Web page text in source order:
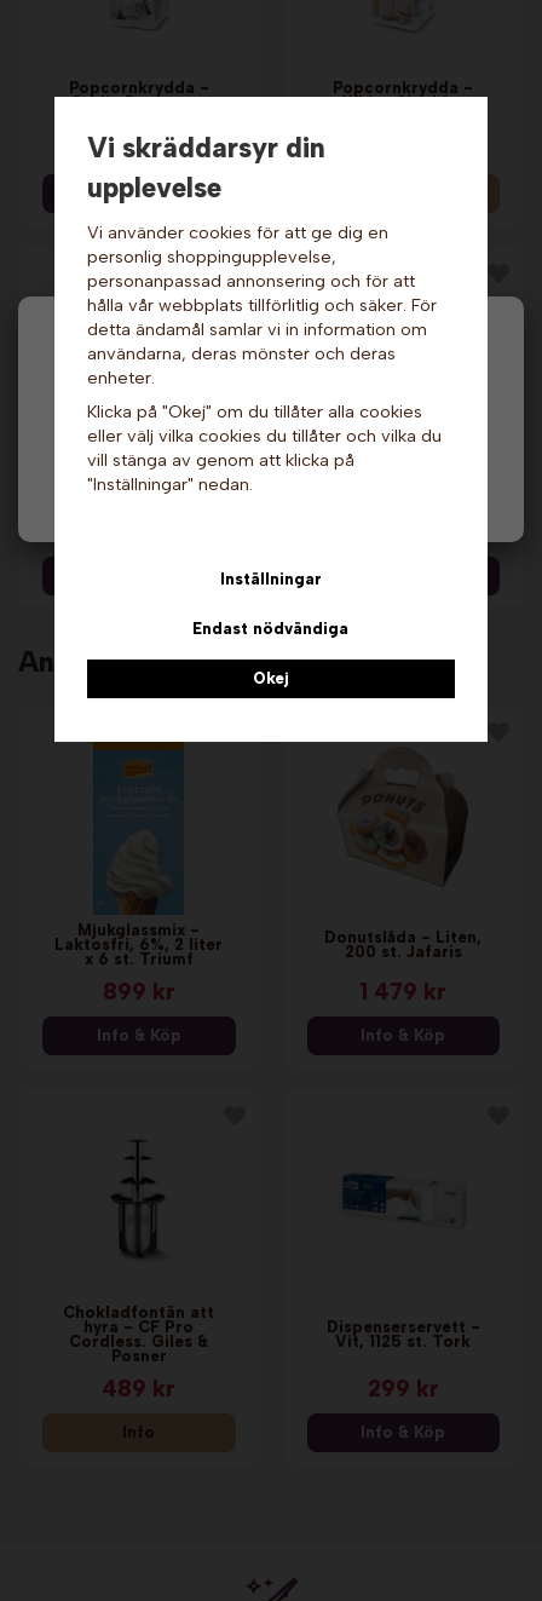
Hej och välkommen till Gottes!
Hos oss får alla handla men välj privatperson (inkl.
moms) eller företag (exkl. moms) för hur våra priser
ska visas.
Privat
Popcornkrydda -
Garlic Parmesan.
439 kr
Info & Köp
Popcornkrydda -
White Cheddar
Popcornkrydda -
Chili Cheese, 15 gram.
Sundlings
Popcornkrydda -
Andra köpte även
Mjukglassmix -
Laktosfri, 6%, 2 liter
x 6 st. Triumf
899 kr
Info & Köp
Donutslåda - Liten,
200 st. Jafaris
1 479 kr
Info & Köp
Chokladfontän att
hyra - CF Pro
Cordless. Giles &
Posner
489 kr
Info
Dispenserservett -
Vit, 1125 st. Tork
299 kr
Info & Köp
Vi skräddarsyr din
upplevelse
Vi använder cookies för att ge dig en
personlig shoppingupplevelse,
personanpassad annonsering och för att
hålla vår webbplats tillförlitlig och säker. För
detta ändamål samlar vi in information om
användarna, deras mönster och deras
enheter.
Klicka på "Okej" om du tillåter alla cookies
eller välj vilka cookies du tillåter och vilka du
vill stänga av genom att klicka på
"Inställningar" nedan.
Inställningar
Endast nödvändiga
Okej